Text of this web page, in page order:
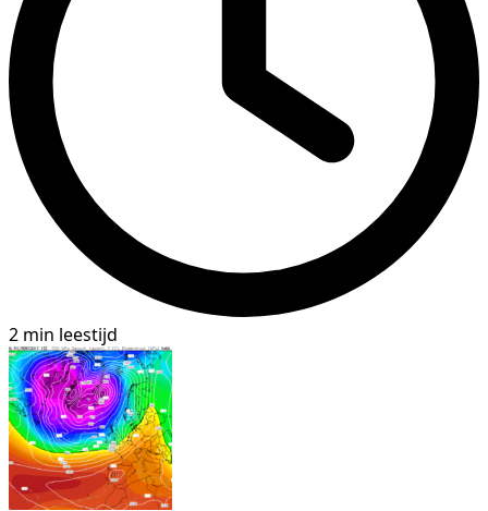
2 min leestijd